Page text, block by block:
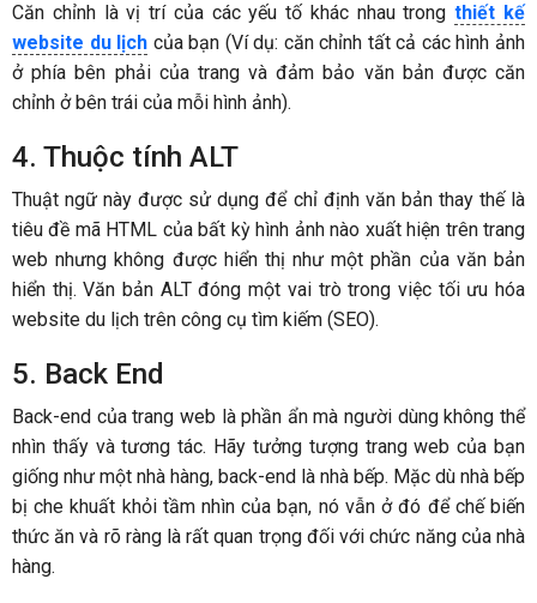
Căn chỉnh là vị trí của các yếu tố khác nhau trongthiết kế
website du lịch của bạn (Ví dụ: căn chỉnh tất cả các hình ảnh
ở phía bên phải của trang và đảm bảo văn bản được căn
chỉnh ở bên trái của mỗi hình ảnh).
4. Thuộc tính ALT
Thuật ngữ này được sử dụng để chỉ định văn bản thay thế là
tiêu đề mã HTML của bất kỳ hình ảnh nào xuất hiện trên trang
web nhưng không được hiển thị như một phần của văn bản
hiển thị. Văn bản ALT đóng một vai trò trong việc tối ưu hóa
website du lịch trên công cụ tìm kiếm (SEO).
5. Back End
Back-end của trang web là phần ẩn mà người dùng không thể
nhìn thấy và tương tác. Hãy tưởng tượng trang web của bạn
giống như một nhà hàng, back-end là nhà bếp. Mặc dù nhà bếp
bị che khuất khỏi tầm nhìn của bạn, nó vẫn ở đó để chế biến
thức ăn và rõ ràng là rất quan trọng đối với chức năng của nhà
hàng.